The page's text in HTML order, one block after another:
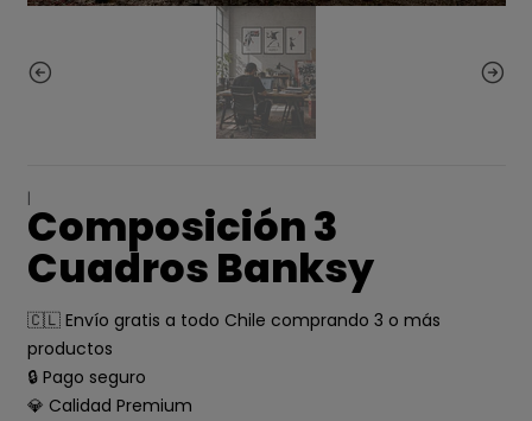
|
Composición 3
Cuadros Banksy
🇨🇱 Envío gratis a todo Chile comprando 3 o más
productos
🔒 Pago seguro
💎 Calidad Premium